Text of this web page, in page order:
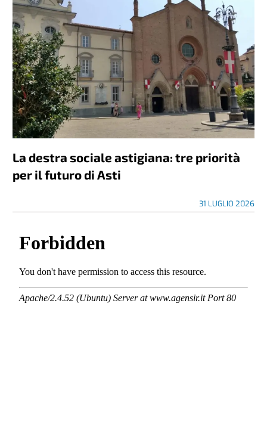
La destra sociale astigiana: tre priorità
per il futuro di Asti
31 LUGLIO 2026